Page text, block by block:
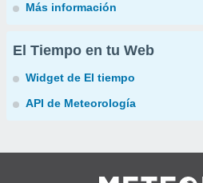
Más información
El Tiempo en tu Web
Widget de El tiempo
API de Meteorología